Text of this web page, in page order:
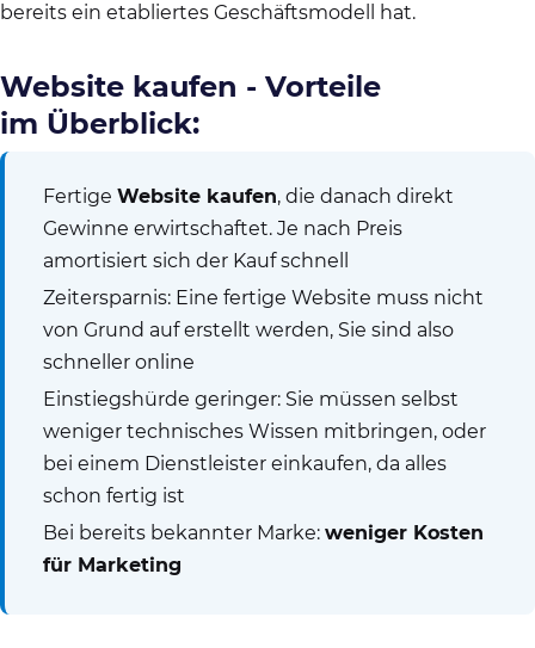
bereits ein etabliertes Geschäftsmodell hat.
Website kaufen - Vorteile
im Überblick:
Fertige Website kaufen, die danach direkt
Gewinne erwirtschaftet. Je nach Preis
amortisiert sich der Kauf schnell
Zeitersparnis: Eine fertige Website muss nicht
von Grund auf erstellt werden, Sie sind also
schneller online
Einstiegshürde geringer: Sie müssen selbst
weniger technisches Wissen mitbringen, oder
bei einem Dienstleister einkaufen, da alles
schon fertig ist
Bei bereits bekannter Marke: weniger Kosten
für Marketing